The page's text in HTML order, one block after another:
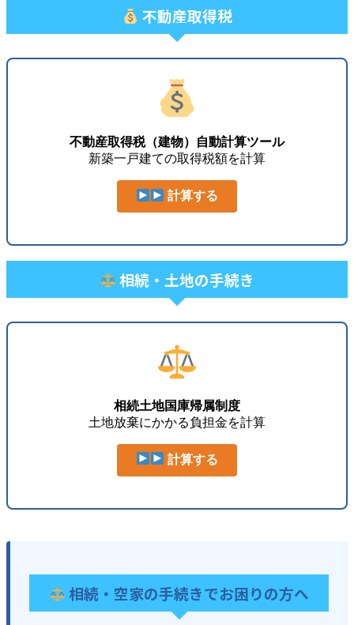
不動産取得税
不動産取得税（建物）自動計算ツール
新築一戸建ての取得税額を計算
計算する
相続・土地の手続き
相続土地国庫帰属制度
土地放棄にかかる負担金を計算
計算する
相続・空家の手続きでお困りの方へ